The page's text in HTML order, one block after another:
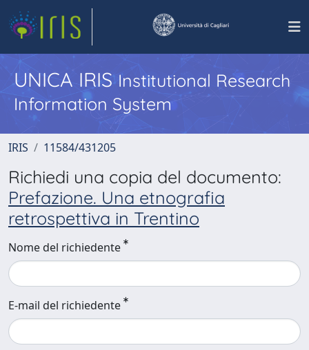
UNICA IRISInstitutional Research
Information System
IRIS 11584/431205
Richiedi una copia del documento:
Prefazione. Una etnografia
retrospettiva in Trentino
Nome del richiedente
E-mail del richiedente